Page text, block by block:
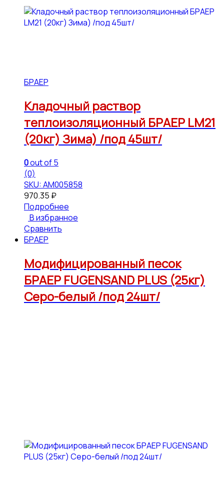
БРАЕР
Кладочный раствор
теплоизоляционный БРАЕР LM21
(20кг) Зима) /под 45шт/
0out of 5
(0)
SKU: АМ005858
970.35 ₽
Подробнее
В избранное
Сравнить
БРАЕР
Модифицированный песок
БРАЕР FUGENSAND PLUS (25кг)
Серо-белый /под 24шт/